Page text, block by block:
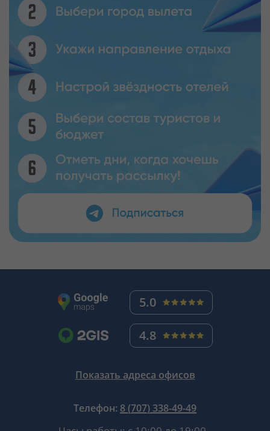
5.0
4.8
Показать адреса офисов
Телефон: 8 (707) 338-49-49